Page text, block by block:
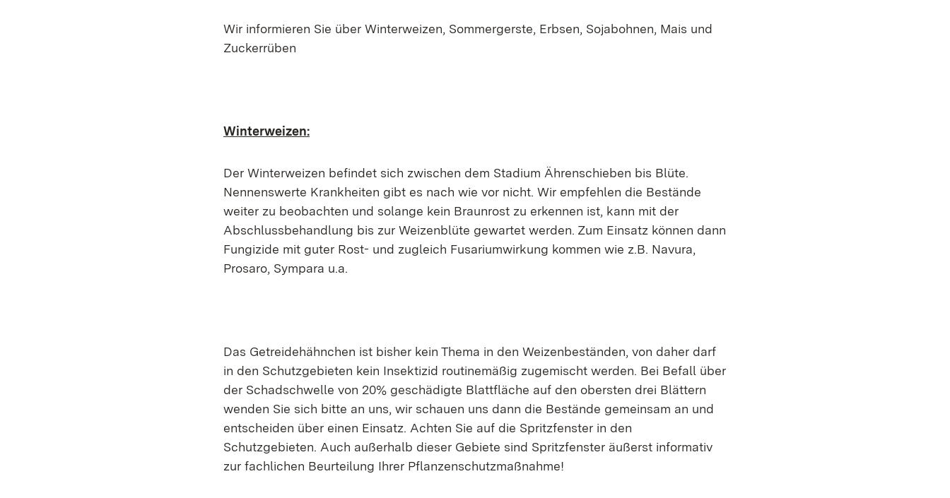
Wir informieren Sie über Winterweizen, Sommergerste, Erbsen, Sojabohnen, Mais und
Zuckerrüben
Winterweizen:
Der Winterweizen befindet sich zwischen dem Stadium Ährenschieben bis Blüte.
Nennenswerte Krankheiten gibt es nach wie vor nicht. Wir empfehlen die Bestände
weiter zu beobachten und solange kein Braunrost zu erkennen ist, kann mit der
Abschlussbehandlung bis zur Weizenblüte gewartet werden. Zum Einsatz können dann
Fungizide mit guter Rost- und zugleich Fusariumwirkung kommen wie z.B. Navura,
Prosaro, Sympara u.a.
Das Getreidehähnchen ist bisher kein Thema in den Weizenbeständen, von daher darf
in den Schutzgebieten kein Insektizid routinemäßig zugemischt werden. Bei Befall über
der Schadschwelle von 20% geschädigte Blattfläche auf den obersten drei Blättern
wenden Sie sich bitte an uns, wir schauen uns dann die Bestände gemeinsam an und
entscheiden über einen Einsatz. Achten Sie auf die Spritzfenster in den
Schutzgebieten. Auch außerhalb dieser Gebiete sind Spritzfenster äußerst informativ
zur fachlichen Beurteilung Ihrer Pflanzenschutzmaßnahme!